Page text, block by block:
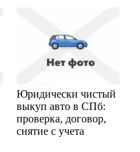
Юридически чистый
выкуп авто в СПб:
проверка, договор,
снятие с учета